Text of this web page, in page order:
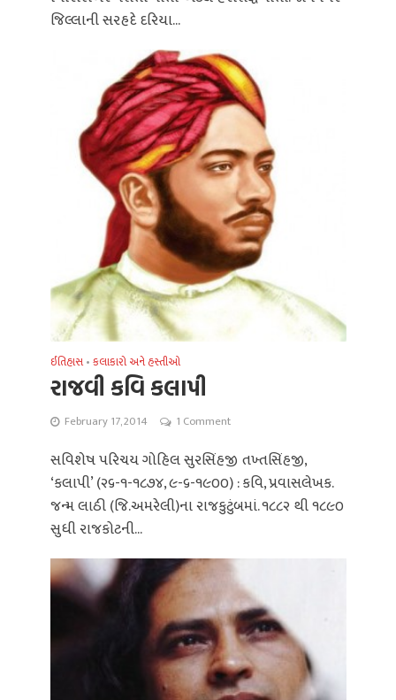
જિલ્લાની સરહદે દરિયા...
ઈતિહાસ •કલાકારો અને હસ્તીઓ
રાજવી કવિ કલાપી
February 17, 2014 1 Comment
સવિશેષ પરિચય ગોહિલ સુરસિંહજી તખ્તસિંહજી,
‘કલાપી’ (૨૬-૧-૧૮૭૪, ૯-૬-૧૯૦૦) : કવિ, પ્રવાસલેખક.
જન્મ લાઠી (જિ.અમરેલી)ના રાજકુટુંબમાં. ૧૮૮૨ થી ૧૮૯૦
સુધી રાજકોટની...